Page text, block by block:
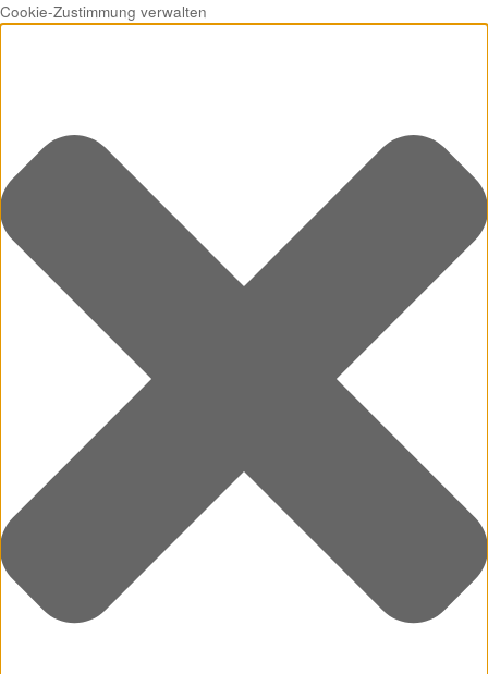
Cookie-Zustimmung verwalten